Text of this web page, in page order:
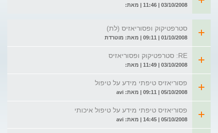
03/10/2008 | 11:46 | מאת:
סטרפטיקוק ופסוריאזיס (לת)
01/10/2008 | 09:11 | מאת: מוטרדת
RE: סטרפטיקוק ופסוריאזיס
03/10/2008 | 11:49 | מאת:
פסוריאזיס טיפתי מידע על טיפול
05/10/2008 | 09:11 | מאת: avi
פסוריאזיס טיפתי מידע על טיפול איכותי
05/10/2008 | 14:45 | מאת: avi